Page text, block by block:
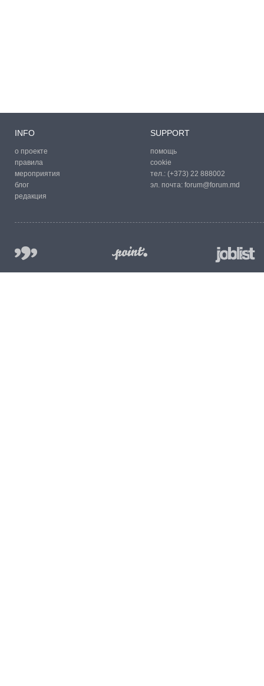
INFO
о проекте
правила
мероприятия
блог
редакция
SUPPORT
помощь
cookie
тел.: (+373) 22 888002
эл. почта: forum@forum.md